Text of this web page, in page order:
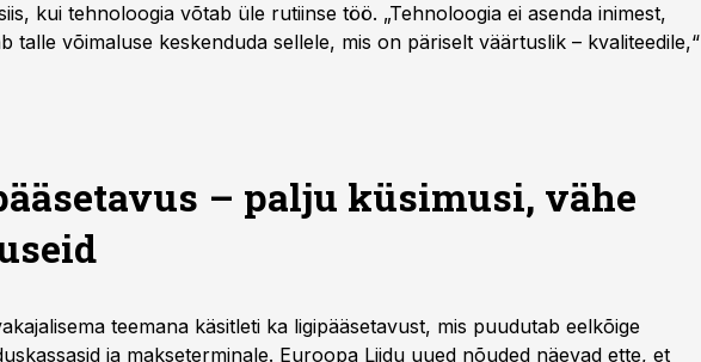
kui tehnoloogia võtab üle rutiinse töö. „Tehnoloogia ei asenda inimest,
talle võimaluse keskenduda sellele, mis on päriselt väärtuslik – kvaliteedile,“
– palju küsimusi, vähe
teemana käsitleti ka ligipääsetavust, mis puudutab eelkõige
ja makseterminale. Euroopa Liidu uued nõuded näevad ette, et